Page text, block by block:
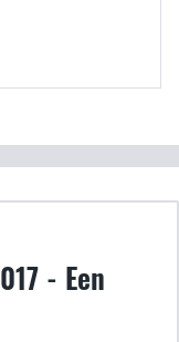
- Een